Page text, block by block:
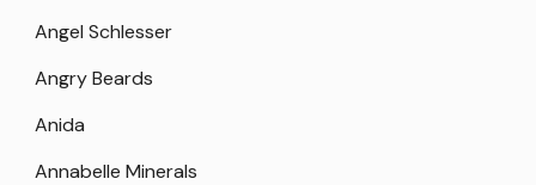
Angel Schlesser
Angry Beards
Anida
Annabelle Minerals